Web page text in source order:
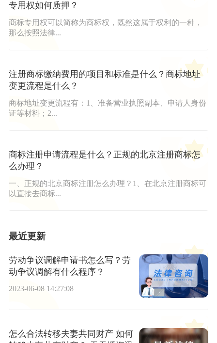
专用权如何质押？
商标专用权可以简称为商标权，既然这属于权利的一种，
那么按照法律...
注册商标缴纳费用的项目和标准是什么？商标地址
变更流程是什么？
商标地址变更流程有：1、准备营业执照副本、申请人身份
证等材料；2...
商标注册申请流程是什么？正规的北京注册商标怎
么办理？
一、正规的北京商标注册怎么办理？1、在北京注册商标可
以直接去商标...
最近更新
劳动争议调解申请书怎么写？劳
动争议调解有什么程序？
2023-06-08 14:27:08
怎么合法转移夫妻共同财产 如何